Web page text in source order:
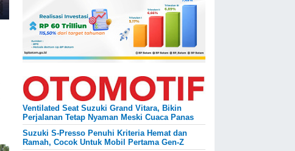
Ventilated Seat Suzuki Grand Vitara, Bikin
Perjalanan Tetap Nyaman Meski Cuaca Panas
Suzuki S-Presso Penuhi Kriteria Hemat dan
Ramah, Cocok Untuk Mobil Pertama Gen-Z